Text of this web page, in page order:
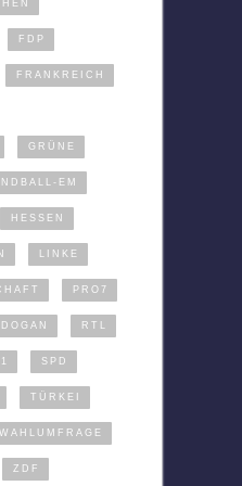
FDP
FRANKREICH
GRÜNE
EM
HESSEN
LINKE
PRO7
RTL
SPD
TÜRKEI
WAHLUMFRAGE
ZDF